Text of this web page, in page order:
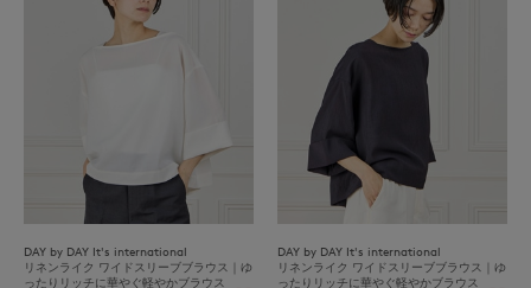
DAY by DAY It's international
リネンライク ワイドスリーブブラウス｜ゆ
ったりリッチに華やぐ軽やかブラウス
DAY by DAY It's international
リネンライク ワイドスリーブブラウス｜ゆ
ったりリッチに華やぐ軽やかブラウス